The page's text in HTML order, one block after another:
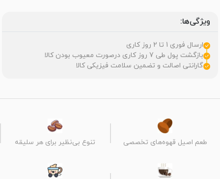
ویژگی‌ها:
ارسال فوری 1 تا 2 روز کاری
بازگشت پول طی 7 روز کاری درصورت معیوب بودن کالا
گارانتی اصالت و تضمین سلامت فیزیکی کالا
طعم اصیل قهوه‌های تخصصی تنوع بی‌نظیر برای هر سلیقه